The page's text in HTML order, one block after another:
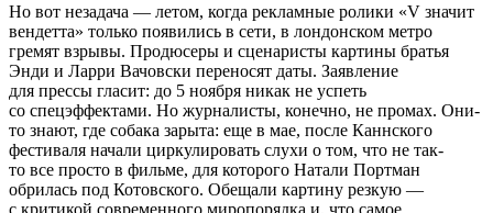
Но вот незадача — летом, когда рекламные ролики «V значит
вендетта» только появились в сети, в лондонском метро
гремят взрывы. Продюсеры и сценаристы картины братья
Энди и Ларри Вачовски переносят даты. Заявление
для прессы гласит: до 5 ноября никак не успеть
со спецэффектами. Но журналисты, конечно, не промах. Они-
то знают, где собака зарыта: еще в мае, после Каннского
фестиваля начали циркулировать слухи о том, что не так-
то все просто в фильме, для которого Натали Портман
обрилась под Котовского. Обещали картину резкую —
с критикой современного миропорядка и, что самое